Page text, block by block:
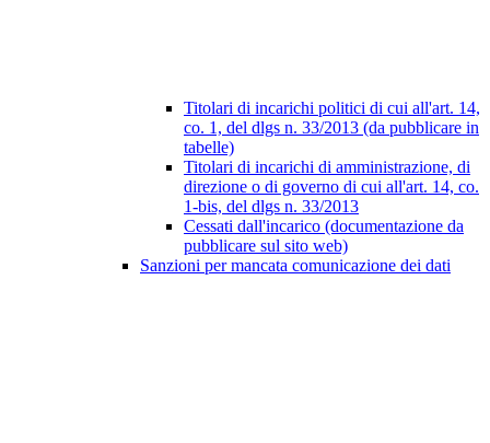
Titolari di incarichi politici di cui all'art. 14,
co. 1, del dlgs n. 33/2013 (da pubblicare in
tabelle)
Titolari di incarichi di amministrazione, di
direzione o di governo di cui all'art. 14, co.
1-bis, del dlgs n. 33/2013
Cessati dall'incarico (documentazione da
pubblicare sul sito web)
Sanzioni per mancata comunicazione dei dati